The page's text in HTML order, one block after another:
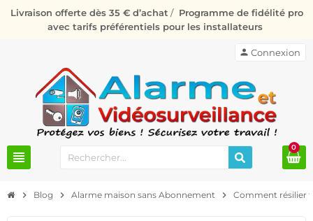
Livraison offerte dès 35 € d’achat / Programme de fidélité pro
avec tarifs préférentiels pour les installateurs
view_headline
person Connexion
0
chevron_right Blog chevron_right Alarme maison sans Abonnement chevron_right Comment résilier